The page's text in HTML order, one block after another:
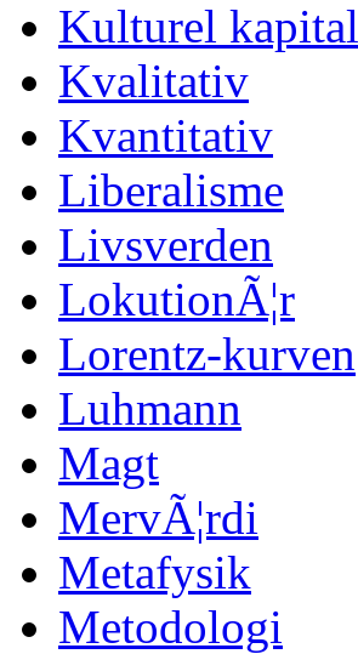
Kulturel kapital
Kvalitativ
Kvantitativ
Liberalisme
Livsverden
LokutionÃ¦r
Lorentz-kurven
Luhmann
Magt
MervÃ¦rdi
Metafysik
Metodologi